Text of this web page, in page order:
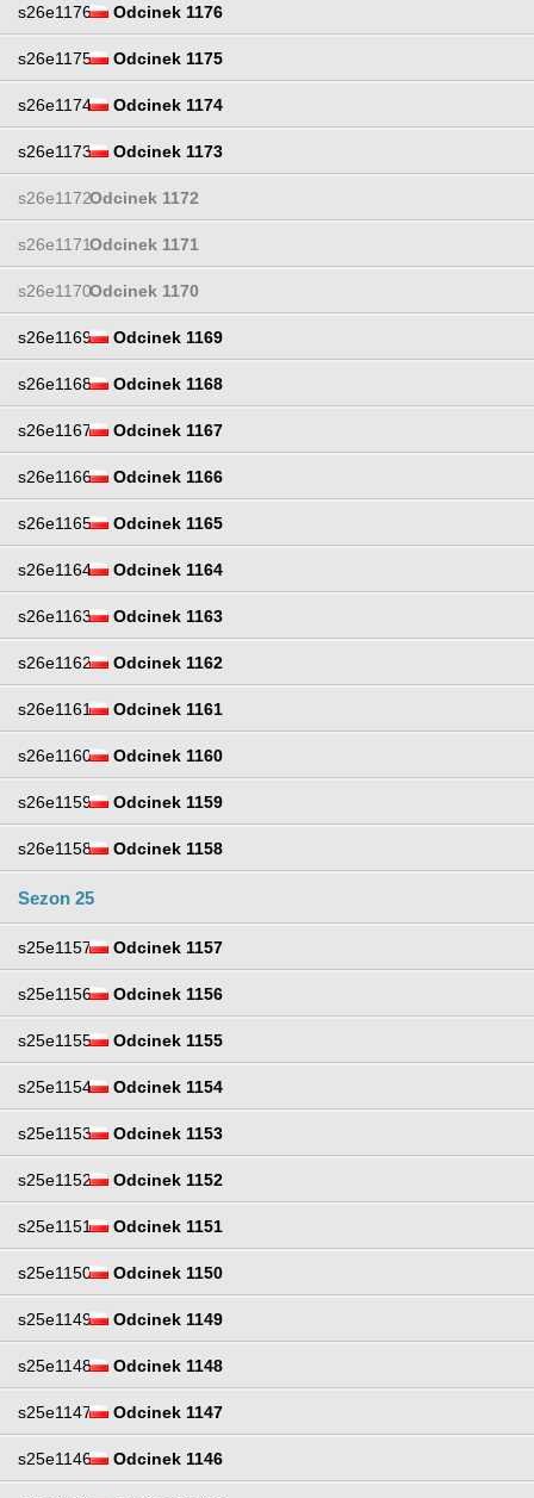
s26e1176 Odcinek 1176
s26e1175 Odcinek 1175
s26e1174 Odcinek 1174
s26e1173 Odcinek 1173
s26e1172Odcinek 1172
s26e1171Odcinek 1171
s26e1170Odcinek 1170
s26e1169 Odcinek 1169
s26e1168 Odcinek 1168
s26e1167 Odcinek 1167
s26e1166 Odcinek 1166
s26e1165 Odcinek 1165
s26e1164 Odcinek 1164
s26e1163 Odcinek 1163
s26e1162 Odcinek 1162
s26e1161 Odcinek 1161
s26e1160 Odcinek 1160
s26e1159 Odcinek 1159
s26e1158 Odcinek 1158
Sezon 25
s25e1157 Odcinek 1157
s25e1156 Odcinek 1156
s25e1155 Odcinek 1155
s25e1154 Odcinek 1154
s25e1153 Odcinek 1153
s25e1152 Odcinek 1152
s25e1151 Odcinek 1151
s25e1150 Odcinek 1150
s25e1149 Odcinek 1149
s25e1148 Odcinek 1148
s25e1147 Odcinek 1147
s25e1146 Odcinek 1146